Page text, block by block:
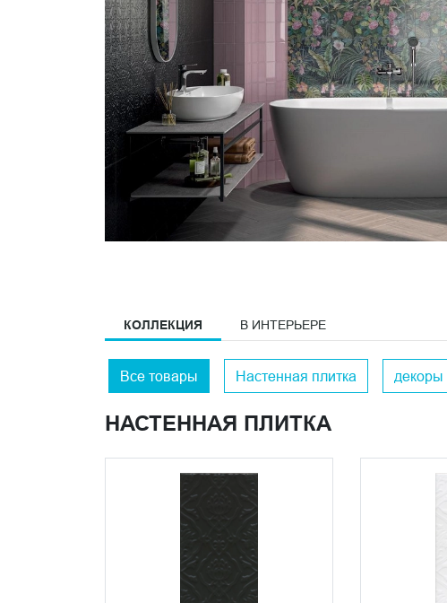
КОЛЛЕКЦИЯ В ИНТЕРЬЕРЕ
Все товары Настенная плитка декоры
НАСТЕННАЯ ПЛИТКА